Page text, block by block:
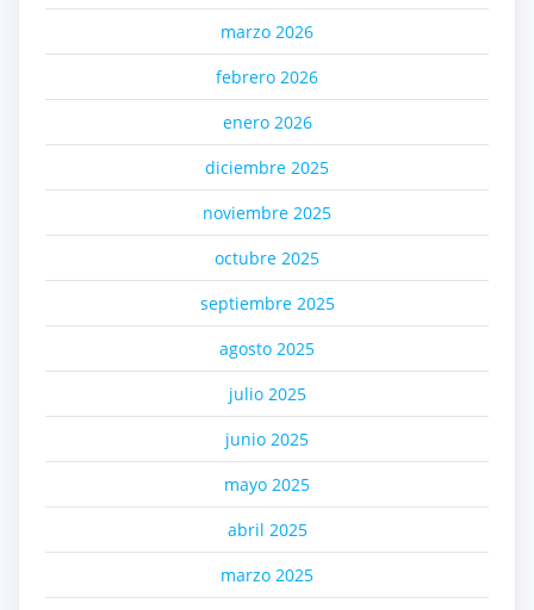
marzo 2026
febrero 2026
enero 2026
diciembre 2025
noviembre 2025
octubre 2025
septiembre 2025
agosto 2025
julio 2025
junio 2025
mayo 2025
abril 2025
marzo 2025